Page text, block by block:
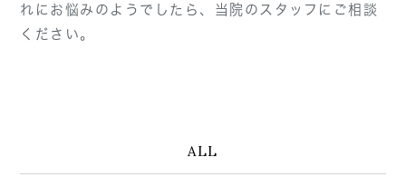
れにお悩みのようでしたら、当院のスタッフにご相談
ください。
ALL